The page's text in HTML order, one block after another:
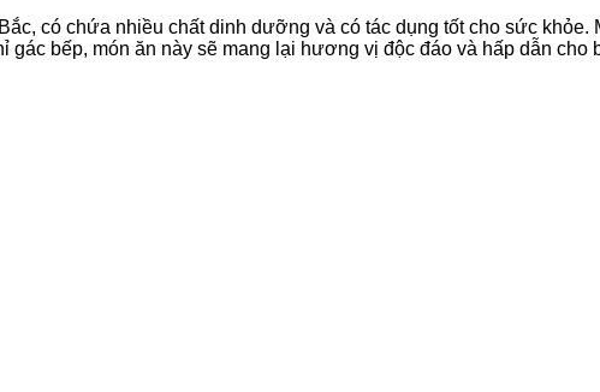
có chứa nhiều chất dinh dưỡng và có tác dụng tốt cho sức khỏe.
bếp, món ăn này sẽ mang lại hương vị độc đáo và hấp dẫn cho